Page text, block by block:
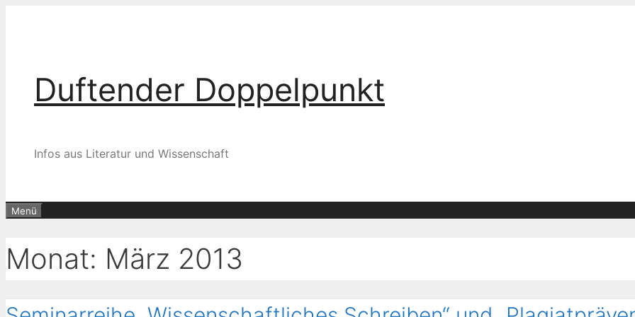
Duftender Doppelpunkt
Infos aus Literatur und Wissenschaft
Menü
Monat: März 2013